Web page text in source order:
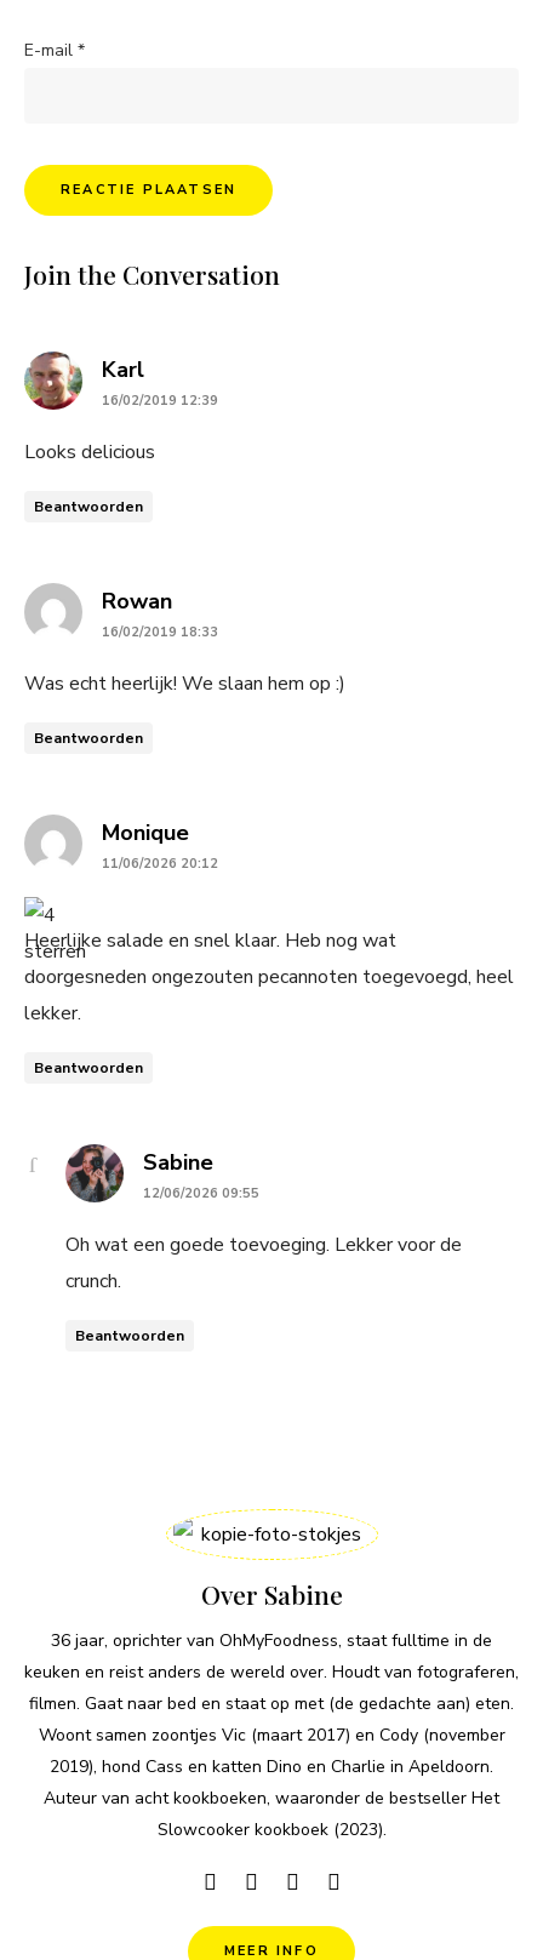
E-mail *
Join the Conversation
Karlsays:
16/02/2019 12:39
Looks delicious
Beantwoorden
Rowansays:
16/02/2019 18:33
Was echt heerlijk! We slaan hem op :)
Beantwoorden
Moniquesays:
11/06/2026 20:12
Heerlijke salade en snel klaar. Heb nog wat
doorgesneden ongezouten pecannoten toegevoegd, heel
lekker.
Beantwoorden
Sabinesays:
12/06/2026 09:55
Oh wat een goede toevoeging. Lekker voor de
crunch.
Beantwoorden
Over Sabine
36 jaar, oprichter van OhMyFoodness, staat fulltime in de
keuken en reist anders de wereld over. Houdt van fotograferen,
filmen. Gaat naar bed en staat op met (de gedachte aan) eten.
Woont samen zoontjes Vic (maart 2017) en Cody (november
2019), hond Cass en katten Dino en Charlie in Apeldoorn.
Auteur van acht kookboeken, waaronder de bestseller Het
Slowcooker kookboek (2023).
MEER INFO